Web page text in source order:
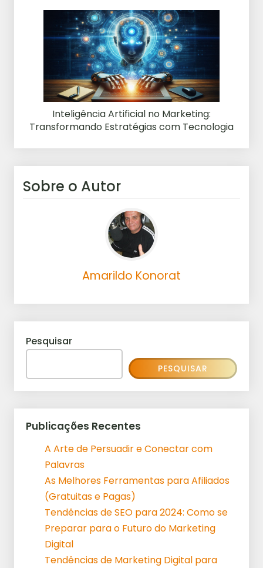
Inteligência Artificial no Marketing:
Transformando Estratégias com Tecnologia
Sobre o Autor
Amarildo Konorat
Pesquisar
PESQUISAR
Publicações Recentes
A Arte de Persuadir e Conectar com
Palavras
As Melhores Ferramentas para Afiliados
(Gratuitas e Pagas)
Tendências de SEO para 2024: Como se
Preparar para o Futuro do Marketing
Digital
Tendências de Marketing Digital para